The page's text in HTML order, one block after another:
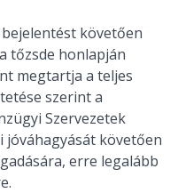
követően
tőzsde honlapján
megtartja a teljes
szerint a
Szervezetek
jóváhagyását követően
erre legalább